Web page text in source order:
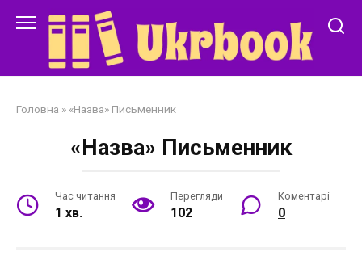
Головна » «Назва» Письменник
«Назва» Письменник
Час читання
1 хв.
Перегляди
102
Коментарі
0